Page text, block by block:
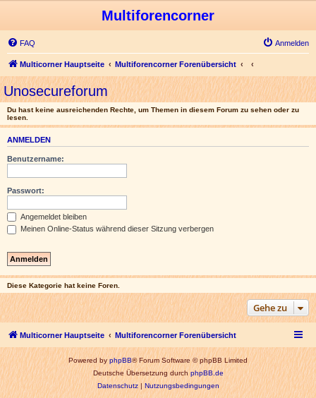
Multiforencorner
FAQ Anmelden
Multicorner Hauptseite Multiforencorner Forenübersicht
Unosecureforum
Du hast keine ausreichenden Rechte, um Themen in diesem Forum zu sehen oder zu
lesen.
ANMELDEN
Benutzername:
Passwort:
Angemeldet bleiben
Meinen Online-Status während dieser Sitzung verbergen
Diese Kategorie hat keine Foren.
Gehe zu
Multicorner Hauptseite Multiforencorner Forenübersicht
Powered byphpBB® Forum Software © phpBB Limited
Deutsche Übersetzung durchphpBB.de
Datenschutz|Nutzungsbedingungen